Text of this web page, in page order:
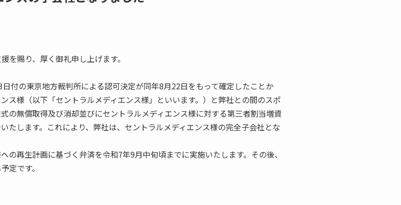
賜り、厚く御礼申し上げます。
付の東京地方裁判所による認可決定が同年8月22日をもって確定したことか
ス様（以下「セントラルメディエンス様」といいます。）と弊社との間のスポ
の無償取得及び消却並びにセントラルメディエンス様に対する第三者割当増資
たします。これにより、弊社は、セントラルメディエンス様の完全子会社とな
の再生計画に基づく弁済を令和7年9月中旬頃までに実施いたします。その後、
定です。